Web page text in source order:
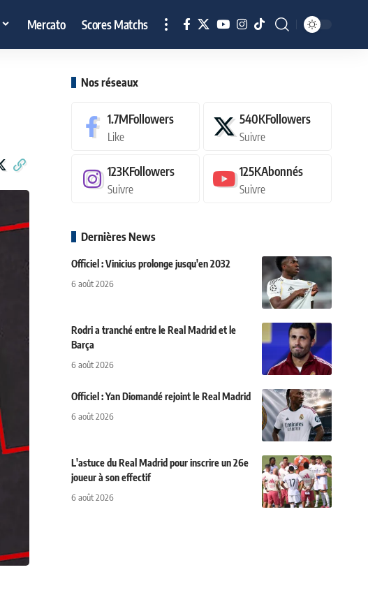
Mercato Scores Matchs
Nos réseaux
1.7MFollowers
Like
540KFollowers
Suivre
123KFollowers
Suivre
125KAbonnés
Suivre
Dernières News
Officiel : Vinicius prolonge jusqu'en 2032
6 août 2026
Rodri a tranché entre le Real Madrid et le
Barça
6 août 2026
Officiel : Yan Diomandé rejoint le Real Madrid
6 août 2026
L'astuce du Real Madrid pour inscrire un 26e
joueur à son effectif
6 août 2026